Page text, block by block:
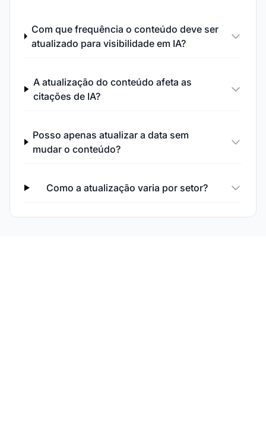
Com que frequência o conteúdo deve ser
atualizado para visibilidade em IA?
A atualização do conteúdo afeta as
citações de IA?
Posso apenas atualizar a data sem
mudar o conteúdo?
Como a atualização varia por setor?